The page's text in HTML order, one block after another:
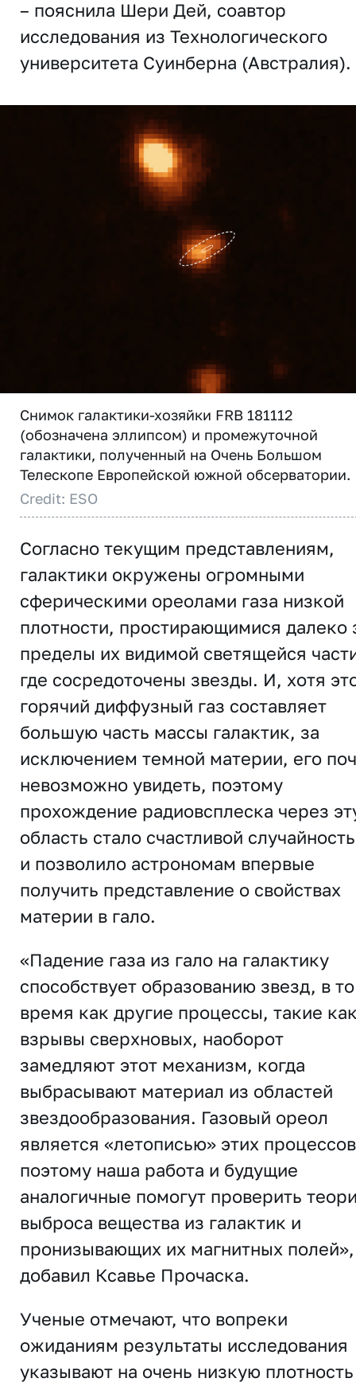
– пояснила Шери Дей, соавтор
исследования из Технологического
университета Суинберна (Австралия).
Снимок галактики-хозяйки FRB 181112
(обозначена эллипсом) и промежуточной
галактики, полученный на Очень Большом
Телескопе Европейской южной обсерватории.
Credit: ESO
Согласно текущим представлениям,
галактики окружены огромными
сферическими ореолами газа низкой
плотности, простирающимися далеко
пределы их видимой светящейся
где сосредоточены звезды. И, хотя
горячий диффузный газ составляет
большую часть массы галактик, за
исключением темной материи, его
невозможно увидеть, поэтому
прохождение радиовсплеска через
область стало счастливой
и позволило астрономам впервые
получить представление о свойствах
материи в гало.
«Падение газа из гало на галактику
способствует образованию звезд, в то
время как другие процессы, такие
взрывы сверхновых, наоборот
замедляют этот механизм, когда
выбрасывают материал из областей
звездообразования. Газовый ореол
является «летописью» этих
поэтому наша работа и будущие
аналогичные помогут проверить
выброса вещества из галактик и
пронизывающих их магнитных
добавил Ксавье Прочаска.
Ученые отмечают, что вопреки
ожиданиям результаты исследования
указывают на очень низкую